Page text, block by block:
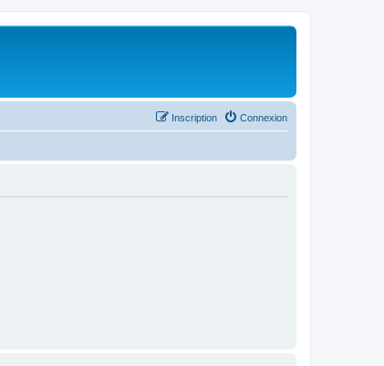
Connexion
Inscription